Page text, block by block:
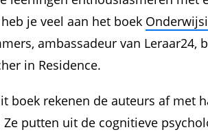
je veel aan het boek
ambassadeur van Leraar24,
in Residence.
boek rekenen de auteurs af met
Ze putten uit de cognitieve